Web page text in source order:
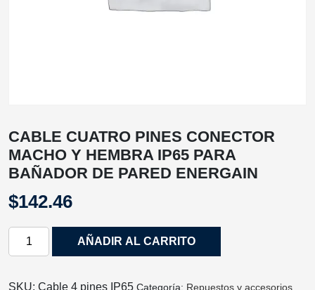
CABLE CUATRO PINES CONECTOR
MACHO Y HEMBRA IP65 PARA
BAÑADOR DE PARED ENERGAIN
$142.46
CABLE
CONECTOR
AÑADIR AL CARRITO
SKU: Cable 4 pines IP65 Categoría: Repuestos y accesorios